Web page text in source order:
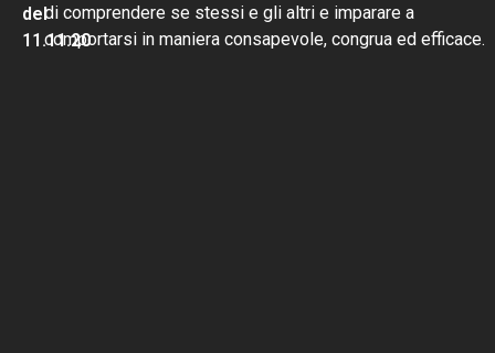
del
11.11.20
di comprendere se stessi e gli altri e imparare a
comportarsi in maniera consapevole, congrua ed efficace.